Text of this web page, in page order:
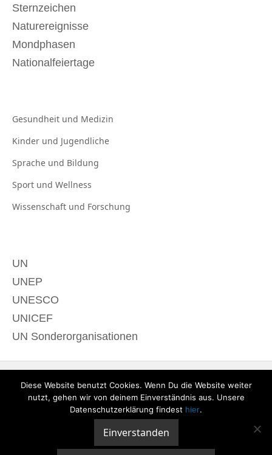
Sternzeichen
Naturereignisse
Mondphasen
Nationalfeiertage
Gesundheit und Medizin
Kinder und Jugendliche
Sprache und Bildung
Sport und Wellness
Wissenschaft und Forschung
UN
UNEP
UNESCO
UNICEF
UN Sonderorganisationen
Diese Website benutzt Cookies. Wenn Du die Website weiter
nutzt, gehen wir von deinem Einverständnis aus. Unsere
Datenschutzerklärung findest hier.
Einverstanden